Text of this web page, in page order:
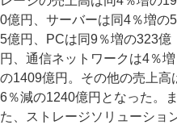
0億円、サーバーは同4％増の
5億円、PCは同9％増の323億
円、通信ネットワークは4％増
の1409億円。その他の売上高
6％減の1240億円となった。ま
た、ストレージソリューショ